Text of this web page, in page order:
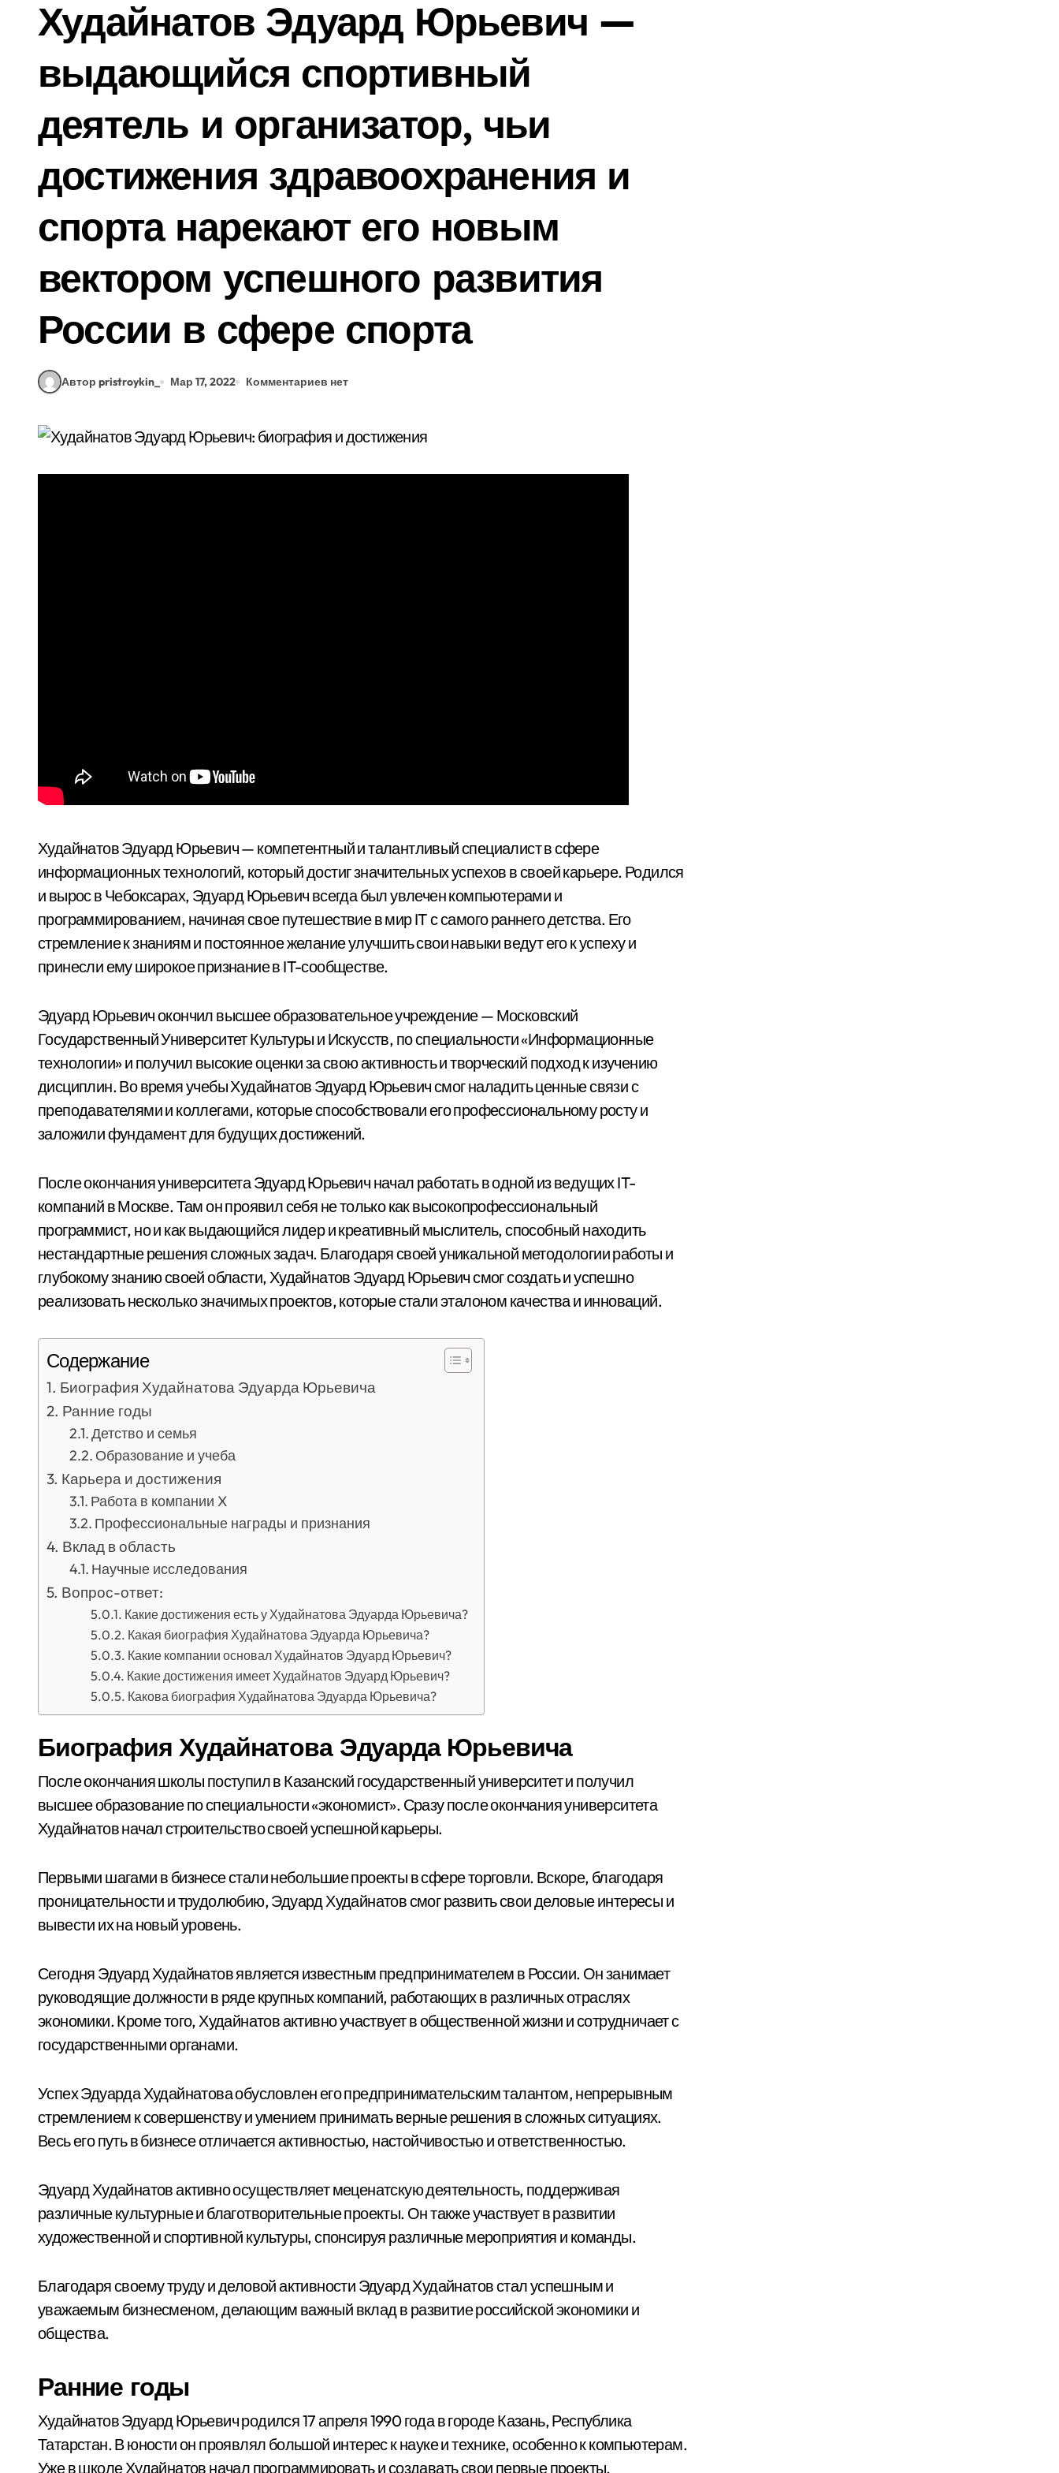
Худайнатов Эдуард Юрьевич —
выдающийся спортивный
деятель и организатор, чьи
достижения здравоохранения и
спорта нарекают его новым
вектором успешного развития
России в сфере спорта
Автор pristroykin_ Мар 17, 2022 Комментариев нет
Худайнатов Эдуард Юрьевич — компетентный и талантливый специалист в сфере
информационных технологий, который достиг значительных успехов в своей карьере. Родился
и вырос в Чебоксарах, Эдуард Юрьевич всегда был увлечен компьютерами и
программированием, начиная свое путешествие в мир IT с самого раннего детства. Его
стремление к знаниям и постоянное желание улучшить свои навыки ведут его к успеху и
принесли ему широкое признание в IT-сообществе.
Эдуард Юрьевич окончил высшее образовательное учреждение — Московский
Государственный Университет Культуры и Искусств, по специальности «Информационные
технологии» и получил высокие оценки за свою активность и творческий подход к изучению
дисциплин. Во время учебы Худайнатов Эдуард Юрьевич смог наладить ценные связи с
преподавателями и коллегами, которые способствовали его профессиональному росту и
заложили фундамент для будущих достижений.
После окончания университета Эдуард Юрьевич начал работать в одной из ведущих IT-
компаний в Москве. Там он проявил себя не только как высокопрофессиональный
программист, но и как выдающийся лидер и креативный мыслитель, способный находить
нестандартные решения сложных задач. Благодаря своей уникальной методологии работы и
глубокому знанию своей области, Худайнатов Эдуард Юрьевич смог создать и успешно
реализовать несколько значимых проектов, которые стали эталоном качества и инноваций.
Содержание
Биография Худайнатова Эдуарда Юрьевича
Ранние годы
Детство и семья
Образование и учеба
Карьера и достижения
Работа в компании X
Профессиональные награды и признания
Вклад в область
Научные исследования
Вопрос-ответ:
Какие достижения есть у Худайнатова Эдуарда Юрьевича?
Какая биография Худайнатова Эдуарда Юрьевича?
Какие компании основал Худайнатов Эдуард Юрьевич?
Какие достижения имеет Худайнатов Эдуард Юрьевич?
Какова биография Худайнатова Эдуарда Юрьевича?
Биография Худайнатова Эдуарда Юрьевича
После окончания школы поступил в Казанский государственный университет и получил
высшее образование по специальности «экономист». Сразу после окончания университета
Худайнатов начал строительство своей успешной карьеры.
Первыми шагами в бизнесе стали небольшие проекты в сфере торговли. Вскоре, благодаря
проницательности и трудолюбию, Эдуард Худайнатов смог развить свои деловые интересы и
вывести их на новый уровень.
Сегодня Эдуард Худайнатов является известным предпринимателем в России. Он занимает
руководящие должности в ряде крупных компаний, работающих в различных отраслях
экономики. Кроме того, Худайнатов активно участвует в общественной жизни и сотрудничает с
государственными органами.
Успех Эдуарда Худайнатова обусловлен его предпринимательским талантом, непрерывным
стремлением к совершенству и умением принимать верные решения в сложных ситуациях.
Весь его путь в бизнесе отличается активностью, настойчивостью и ответственностью.
Эдуард Худайнатов активно осуществляет меценатскую деятельность, поддерживая
различные культурные и благотворительные проекты. Он также участвует в развитии
художественной и спортивной культуры, спонсируя различные мероприятия и команды.
Благодаря своему труду и деловой активности Эдуард Худайнатов стал успешным и
уважаемым бизнесменом, делающим важный вклад в развитие российской экономики и
общества.
Ранние годы
Худайнатов Эдуард Юрьевич родился 17 апреля 1990 года в городе Казань, Республика
Татарстан. В юности он проявлял большой интерес к науке и технике, особенно к компьютерам.
Уже в школе Худайнатов начал программировать и создавать свои первые проекты.